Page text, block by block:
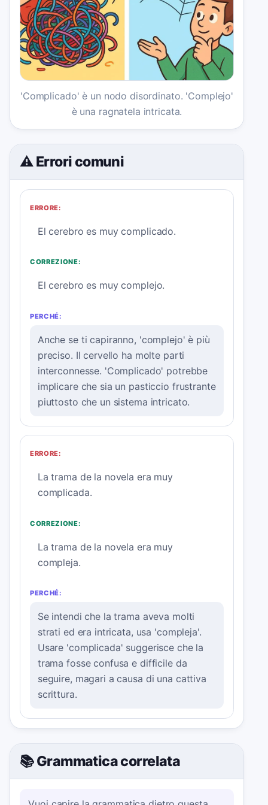
'Complicado' è un nodo disordinato. 'Complejo'
è una ragnatela intricata.
⚠️ Errori comuni
ERRORE:
El cerebro es muy complicado.
CORREZIONE:
El cerebro es muy complejo.
PERCHÉ:
Anche se ti capiranno, 'complejo' è più
preciso. Il cervello ha molte parti
interconnesse. 'Complicado' potrebbe
implicare che sia un pasticcio frustrante
piuttosto che un sistema intricato.
ERRORE:
La trama de la novela era muy
complicada.
CORREZIONE:
La trama de la novela era muy
compleja.
PERCHÉ:
Se intendi che la trama aveva molti
strati ed era intricata, usa 'compleja'.
Usare 'complicada' suggerisce che la
trama fosse confusa e difficile da
seguire, magari a causa di una cattiva
scrittura.
📚 Grammatica correlata